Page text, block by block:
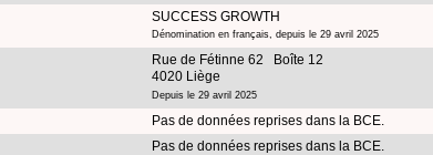
SUCCESS GROWTH
Dénomination en français, depuis le 29 avril 2025
Rue de Fétinne 62 Boîte 12
4020 Liège
Depuis le 29 avril 2025
Pas de données reprises dans la BCE.
Pas de données reprises dans la BCE.